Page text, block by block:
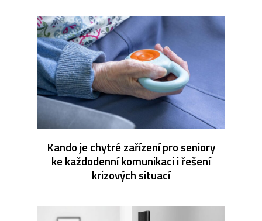
Kando je chytré zařízení pro seniory
ke každodenní komunikaci i řešení
krizových situací